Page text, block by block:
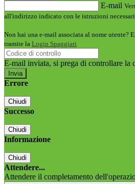
E-mail
all'indirizzo indicato con le istruzioni
Non hai una e-mail associata al nome utente?
tramite la Login Spaggiari
E-mail inviata, si prega di controllare la
Errore
Chiudi
Successo
Chiudi
Informazione
Chiudi
Attendere...
Attendere il completamento